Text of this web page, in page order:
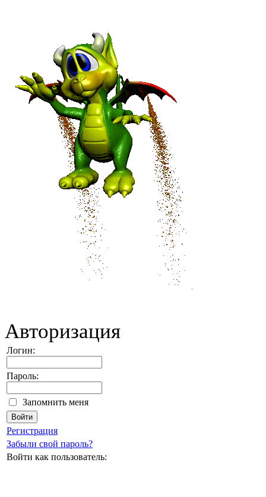
Авторизация
Логин:
Пароль:
Запомнить меня
Регистрация
Забыли свой пароль?
Войти как пользователь: